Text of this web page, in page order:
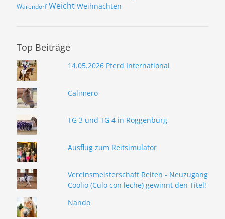
Warendorf Weicht Weihnachten
Top Beiträge
14.05.2026 Pferd International
Calimero
TG 3 und TG 4 in Roggenburg
Ausflug zum Reitsimulator
Vereinsmeisterschaft Reiten - Neuzugang
Coolio (Culo con leche) gewinnt den Titel!
Nando